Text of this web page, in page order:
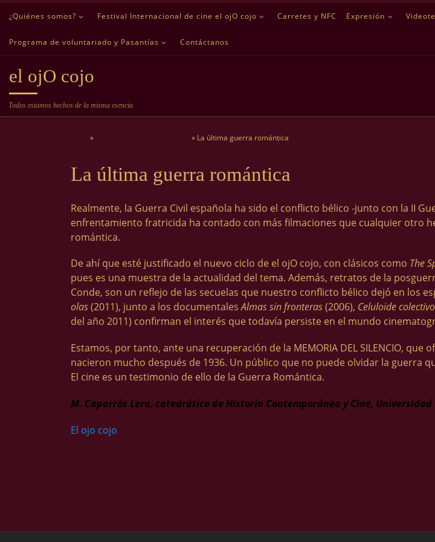
Saltar al contenido
¿Quiénes somos? Festival Internacional de cine el ojO cojo Carretes y NFC Expresión
Programa de voluntariado y Pasantías Contáctanos
el ojO cojo
Todos estamos hechos de la misma esencia
» » La última guerra romántica
La última guerra romántica
Realmente, la Guerra Civil española ha sido el conflicto bélico -junto con la II
enfrentamiento fratricida ha contado con más filmaciones que cualquier otro
romántica.
De ahí que esté justificado el nuevo ciclo de el ojO cojo, con clásicos como The
pues es una muestra de la actualidad del tema. Además, retratos de la
Conde, son un reflejo de las secuelas que nuestro conflicto bélico dejó en los
olas(2011), junto a los documentalesAlmas sin fronteras(2006), Celuloide colectivo
del año 2011) confirman el interés que todavía persiste en el mundo
Estamos, por tanto, ante una recuperación de la MEMORIA DEL SILENCIO,
nacieron mucho después de 1936. Un público que no puede olvidar la guerra
El cine es un testimonio de ello de la Guerra Romántica.
M. Caparrós Lera, catedrático de Historia Contemporánea y Cine, Universidad
El ojo cojo